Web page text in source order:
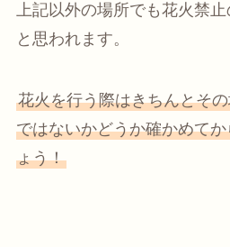
上記以外の場所でも花火禁
と思われます。
花火を行う際はきちんとそ
ではないかどうか確かめて
ょう！